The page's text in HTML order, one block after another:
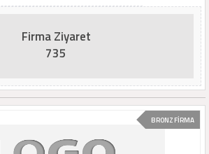
Firma Ziyaret
735
BRONZ FİRMA